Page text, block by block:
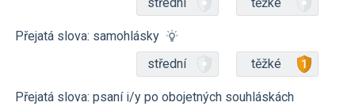
Přejatá slova: samohlásky
střední
těžké
Přejatá slova: psaní i/y po obojetných souhláskách